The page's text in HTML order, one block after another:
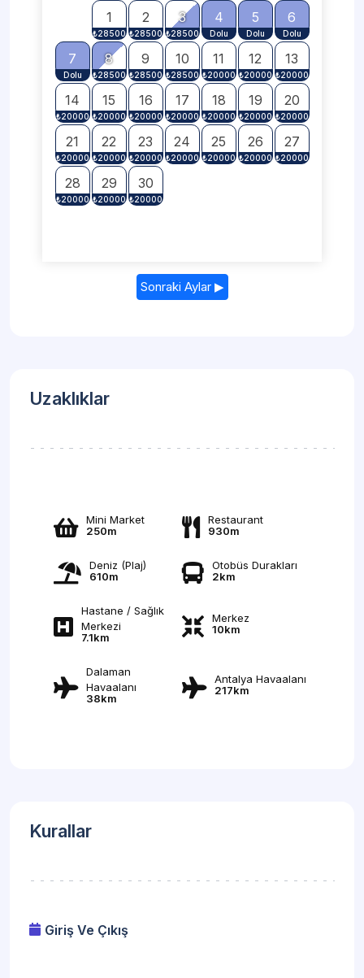
1 2 3 4 5 6
7 8 9 10 11 12 13
14 15 16 17 18 19 20
21 22 23 24 25 26 27
28 29 30
Sonraki Aylar ▶
Uzaklıklar
Mini Market
250m
Restaurant
930m
Deniz (Plaj)
610m
Otobüs Durakları
2km
Hastane / Sağlık
Merkezi
7.1km
Merkez
10km
Dalaman
Havaalanı
38km
Antalya Havaalanı
217km
Kurallar
Giriş Ve Çıkış